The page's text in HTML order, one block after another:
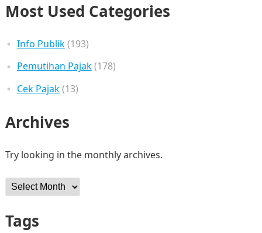
Most Used Categories
Info Publik(193)
Pemutihan Pajak(178)
Cek Pajak(13)
Archives
Try looking in the monthly archives.
Archives
Tags